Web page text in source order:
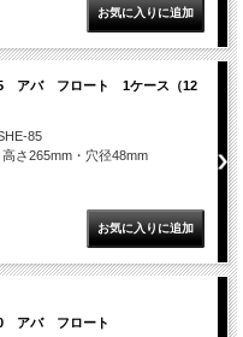
アバ フロート 1ケース（12
85
さ265mm・穴径48mm
アバ フロート